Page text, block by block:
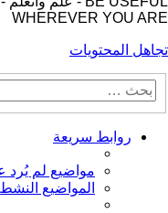
WHEREVER YOU ARE
تجاهل المحتويات
روابط سريعة
مواضيع لم يُرد
المواضيع